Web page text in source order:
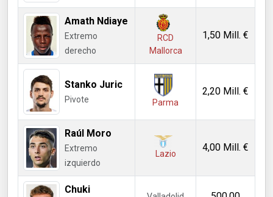
Amath Ndiaye
Extremo
derecho
RCD
Mallorca
1,50 Mill. €
Stanko Juric
Pivote Parma
2,20 Mill. €
Raúl Moro
Extremo
izquierdo
Lazio
4,00 Mill. €
Chuki